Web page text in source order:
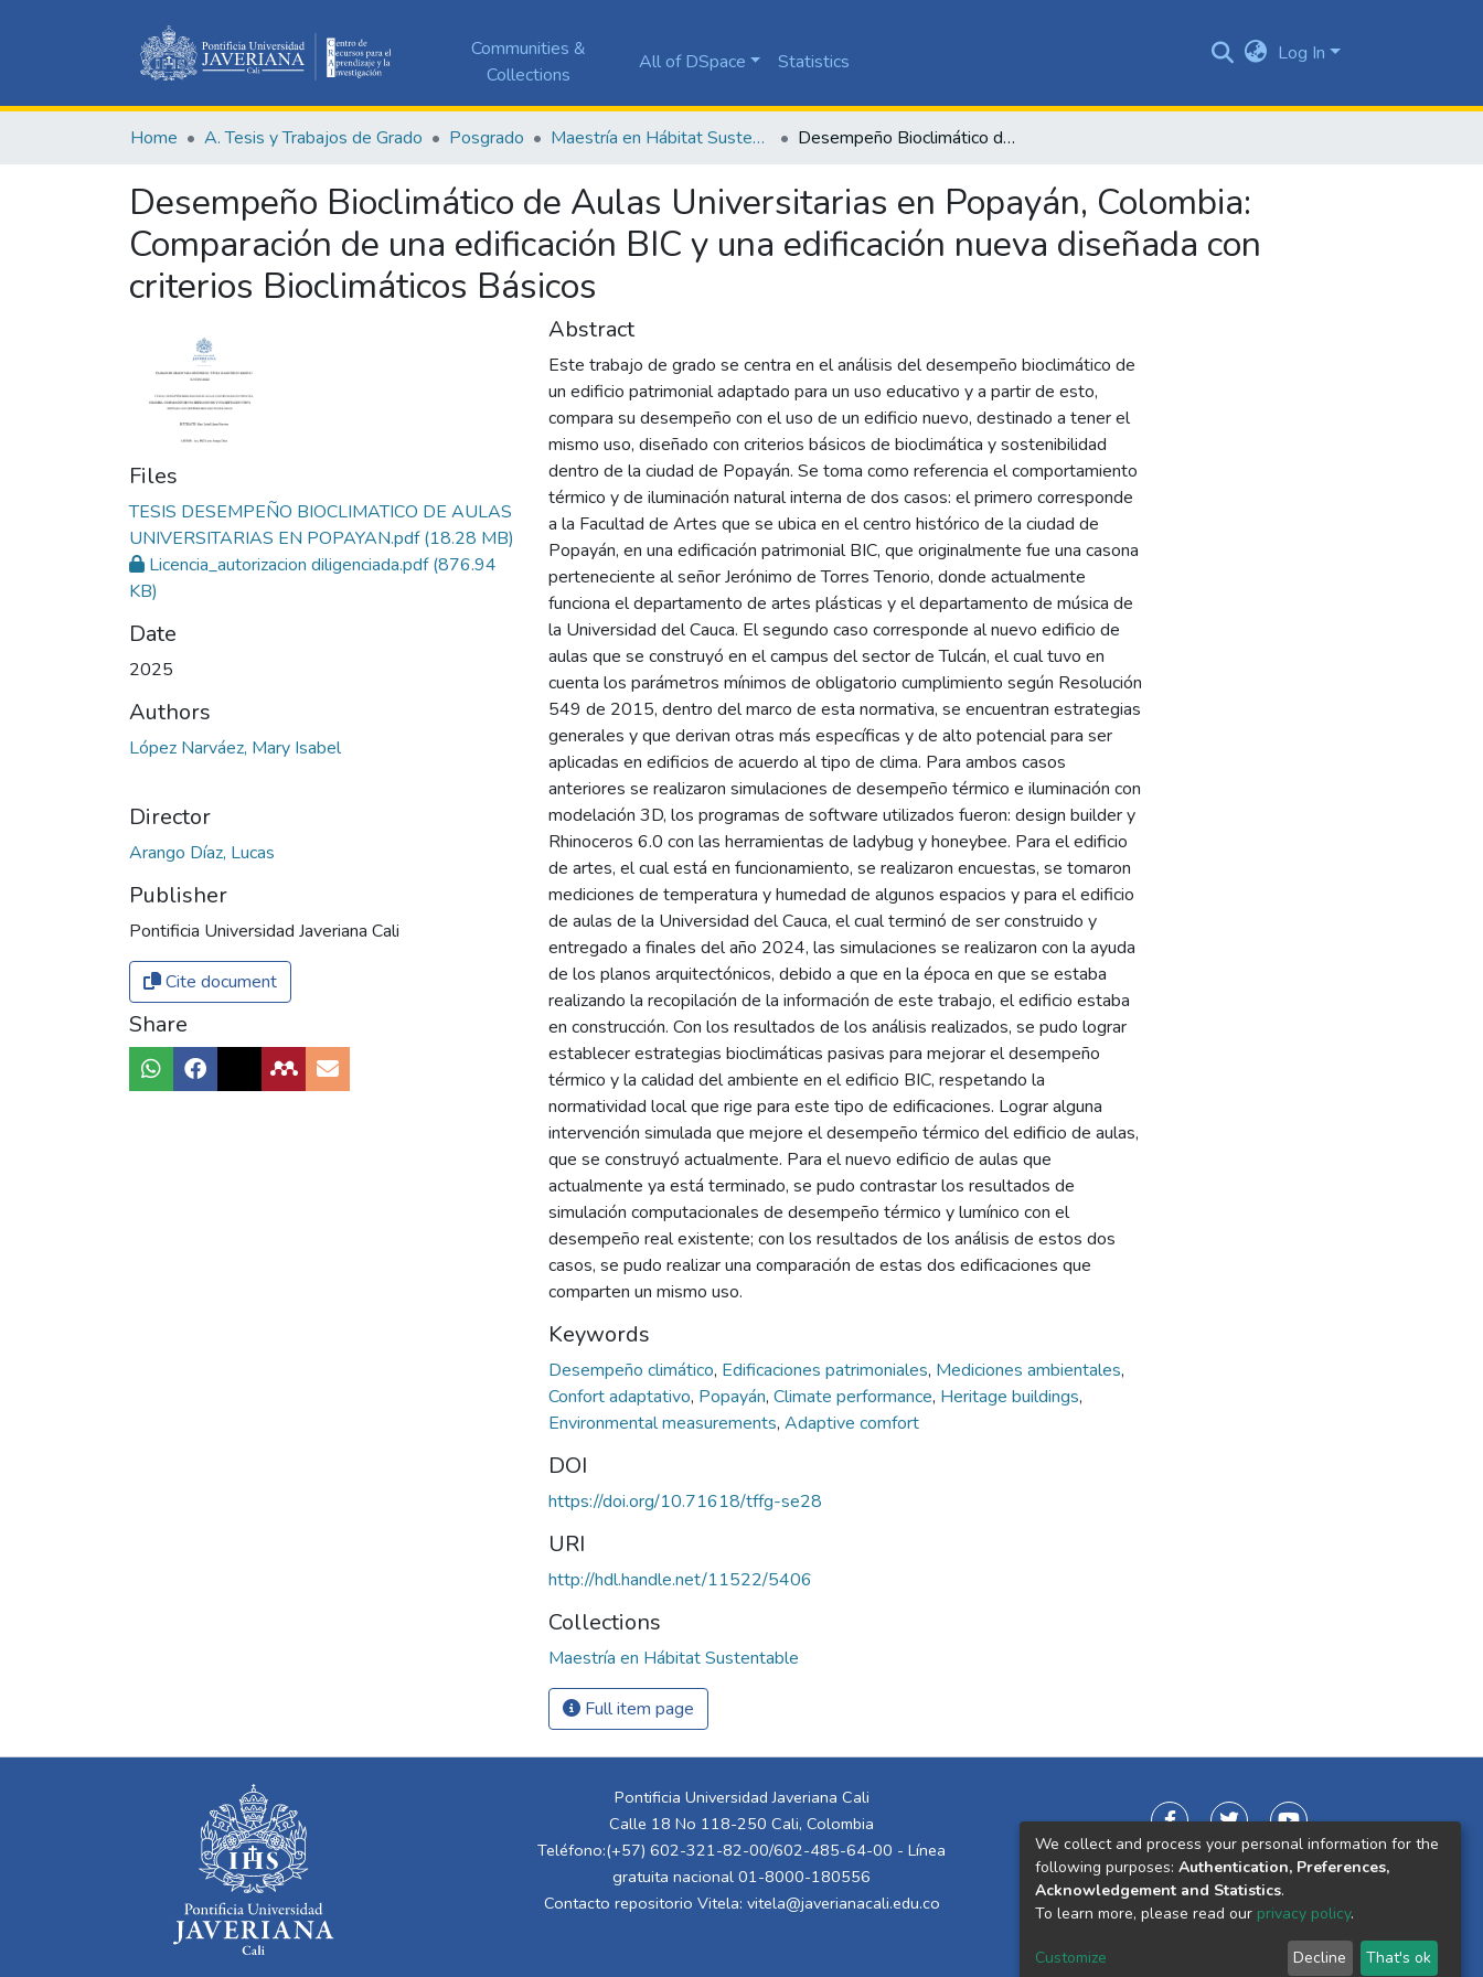
Communities &
Collections
All of DSpace Statistics Log In
Home A. Tesis y Trabajos de Grado Posgrado Maestría en Hábitat Sustentable Desempeño Bioclimático de Aulas Universitarias en Popayán, Colombia: Comparación de una edificación BIC y una edificación nueva diseñada con criterios Bioclimáticos Básicos
Desempeño Bioclimático de Aulas Universitarias en Popayán, Colombia:
Comparación de una edificación BIC y una edificación nueva diseñada con
criterios Bioclimáticos Básicos
Files
TESIS DESEMPEÑO BIOCLIMATICO DE AULAS
UNIVERSITARIAS EN POPAYAN.pdf(18.28 MB)
Licencia_autorizacion diligenciada.pdf(876.94
KB)
Date
2025
Authors
López Narváez, Mary Isabel
Director
Arango Díaz, Lucas
Publisher
Pontificia Universidad Javeriana Cali
Cite document
Share
Abstract
Este trabajo de grado se centra en el análisis del desempeño bioclimático de
un edificio patrimonial adaptado para un uso educativo y a partir de esto,
compara su desempeño con el uso de un edificio nuevo, destinado a tener el
mismo uso, diseñado con criterios básicos de bioclimática y sostenibilidad
dentro de la ciudad de Popayán. Se toma como referencia el comportamiento
térmico y de iluminación natural interna de dos casos: el primero corresponde
a la Facultad de Artes que se ubica en el centro histórico de la ciudad de
Popayán, en una edificación patrimonial BIC, que originalmente fue una casona
perteneciente al señor Jerónimo de Torres Tenorio, donde actualmente
funciona el departamento de artes plásticas y el departamento de música de
la Universidad del Cauca. El segundo caso corresponde al nuevo edificio de
aulas que se construyó en el campus del sector de Tulcán, el cual tuvo en
cuenta los parámetros mínimos de obligatorio cumplimiento según Resolución
549 de 2015, dentro del marco de esta normativa, se encuentran estrategias
generales y que derivan otras más específicas y de alto potencial para ser
aplicadas en edificios de acuerdo al tipo de clima. Para ambos casos
anteriores se realizaron simulaciones de desempeño térmico e iluminación con
modelación 3D, los programas de software utilizados fueron: design builder y
Rhinoceros 6.0 con las herramientas de ladybug y honeybee. Para el edificio
de artes, el cual está en funcionamiento, se realizaron encuestas, se tomaron
mediciones de temperatura y humedad de algunos espacios y para el edificio
de aulas de la Universidad del Cauca, el cual terminó de ser construido y
entregado a finales del año 2024, las simulaciones se realizaron con la ayuda
de los planos arquitectónicos, debido a que en la época en que se estaba
realizando la recopilación de la información de este trabajo, el edificio estaba
en construcción. Con los resultados de los análisis realizados, se pudo lograr
establecer estrategias bioclimáticas pasivas para mejorar el desempeño
térmico y la calidad del ambiente en el edificio BIC, respetando la
normatividad local que rige para este tipo de edificaciones. Lograr alguna
intervención simulada que mejore el desempeño térmico del edificio de aulas,
que se construyó actualmente. Para el nuevo edificio de aulas que
actualmente ya está terminado, se pudo contrastar los resultados de
simulación computacionales de desempeño térmico y lumínico con el
desempeño real existente; con los resultados de los análisis de estos dos
casos, se pudo realizar una comparación de estas dos edificaciones que
comparten un mismo uso.
Keywords
Desempeño climático, Edificaciones patrimoniales, Mediciones ambientales,
Confort adaptativo, Popayán, Climate performance, Heritage buildings,
Environmental measurements, Adaptive comfort
DOI
https://doi.org/10.71618/tffg-se28
URI
http://hdl.handle.net/11522/5406
Collections
Maestría en Hábitat Sustentable
Full item page
Pontificia Universidad Javeriana Cali
Calle 18 No 118-250 Cali, Colombia
Teléfono:(+57) 602-321-82-00/602-485-64-00 - Línea
gratuita nacional 01-8000-180556
Contacto repositorio Vitela: vitela@javerianacali.edu.co
We collect and process your personal information for the
following purposes: Authentication, Preferences,
Acknowledgement and Statistics.
To learn more, please read our privacy policy.
Customize Decline That's ok